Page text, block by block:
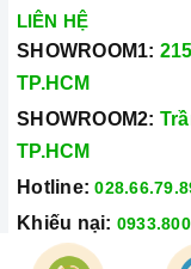
LIÊN HỆ
SHOWROOM1:
TP.HCM
SHOWROOM2:
TP.HCM
Hotline:
Khiếu nại: